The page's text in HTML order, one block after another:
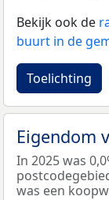
Bekijk ook de
buurt in de
Toelichting
Eigendom
In 2025 was
was een